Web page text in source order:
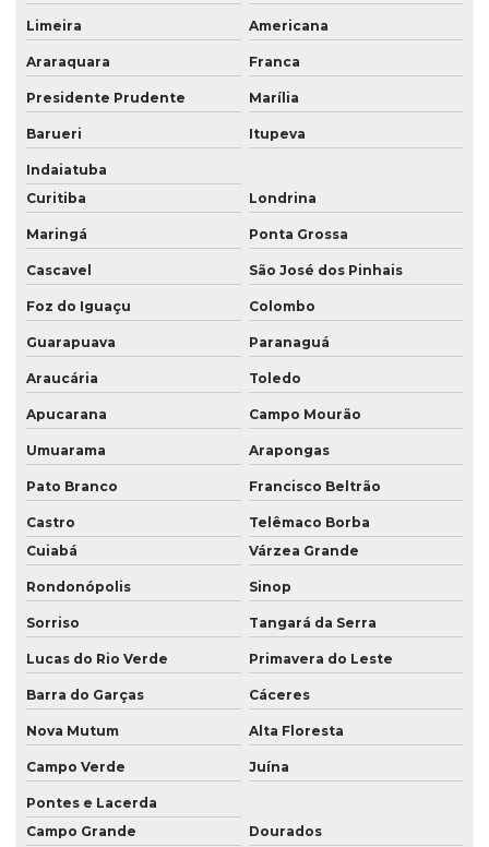
Levantamento topográfico georreferenciado
Mapeamento com drones
Mapeamento com drones no paraná
Mapeamento com drones em são paulo
Mapeamento com drones em sp
Meio ambiente consultoria
Prestação de serviços de topografia
Serviço de consultoria ambiental em londrina
Serviço de consultoria ambiental em londrina pr
Serviço de consultoria ambiental no paraná
Serviço de consultoria ambiental no pr
Serviço de consultoria ambiental em presidente prudente
Serviço de consultoria ambiental em presidente prudente sp
Serviço de consultoria ambiental em são paulo
Serviço de georreferenciamento em londrina
Serviço de georreferenciamento no paraná
Serviço de georreferenciamento no pr
Serviço de georreferenciamento em presidente prudente
Limeira Americana
Araraquara Franca
Presidente Prudente Marília
Barueri Itupeva
Indaiatuba
Curitiba
Londrina
Maringá Ponta Grossa
Cascavel São José dos Pinhais
Foz do Iguaçu Colombo
Guarapuava Paranaguá
Araucária Toledo
Apucarana Campo Mourão
Umuarama Arapongas
Pato Branco Francisco Beltrão
Castro
Telêmaco Borba
Cuiabá
Várzea Grande
Rondonópolis Sinop
Sorriso Tangará da Serra
Lucas do Rio Verde Primavera do Leste
Barra do Garças Cáceres
Nova Mutum Alta Floresta
Campo Verde Juína
Pontes e Lacerda
Campo Grande
Dourados